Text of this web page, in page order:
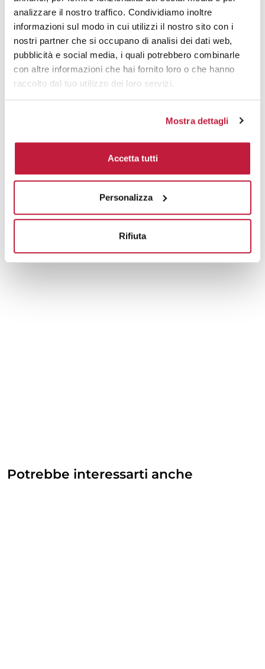
analizzare il nostro traffico. Condividiamo inoltre
informazioni sul modo in cui utilizzi il nostro sito con i
nostri partner che si occupano di analisi dei dati web,
pubblicità e social media, i quali potrebbero combinarle
con altre informazioni che hai fornito loro o che hanno
raccolto dal tuo utilizzo dei loro servizi.
Mostra dettagli
Accetta tutti
Personalizza
Rifiuta
Domande e risposte
Prodotti alternativi
Potrebbe interessarti anche